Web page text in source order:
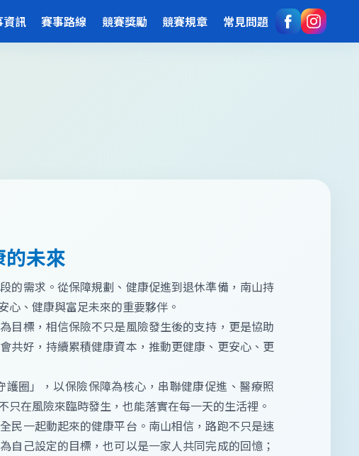
資訊 賽事路線 競賽獎勵 競賽規章 常見問題
未來
的需求。從保障規劃、健康促進到退休準備，南山持
、健康與富足未來的重要夥伴。
目標，相信保險不只是風險發生後的支持，更是協助
共好，持續累積健康資本，推動更健康、更安心、更
圈」，以保險保障為核心，串聯健康促進、醫療照
在風險來臨時發生，也能落實在每一天的生活裡。
民一起動起來的健康平台。南山相信，路跑不只是速
自己設定的目標，也可以是一家人共同完成的回憶；